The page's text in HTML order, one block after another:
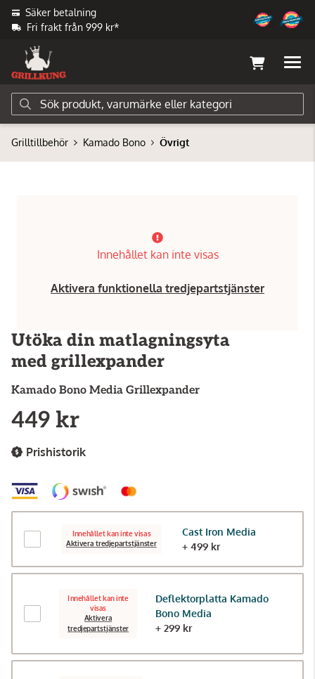
Säker betalning
Fri frakt från 999 kr*
Grilltillbehör Kamado Bono Övrigt
Innehållet kan inte visas
Aktivera funktionella tredjepartstjänster
Utöka din matlagningsyta
med grillexpander
Kamado Bono Media Grillexpander
449 kr
Prishistorik
Innehållet kan inte visas
Aktivera tredjepartstjänster
Cast Iron Media
+ 499 kr
Innehållet kan inte
visas
Aktivera
tredjepartstjänster
Deflektorplatta Kamado
Bono Media
+ 299 kr